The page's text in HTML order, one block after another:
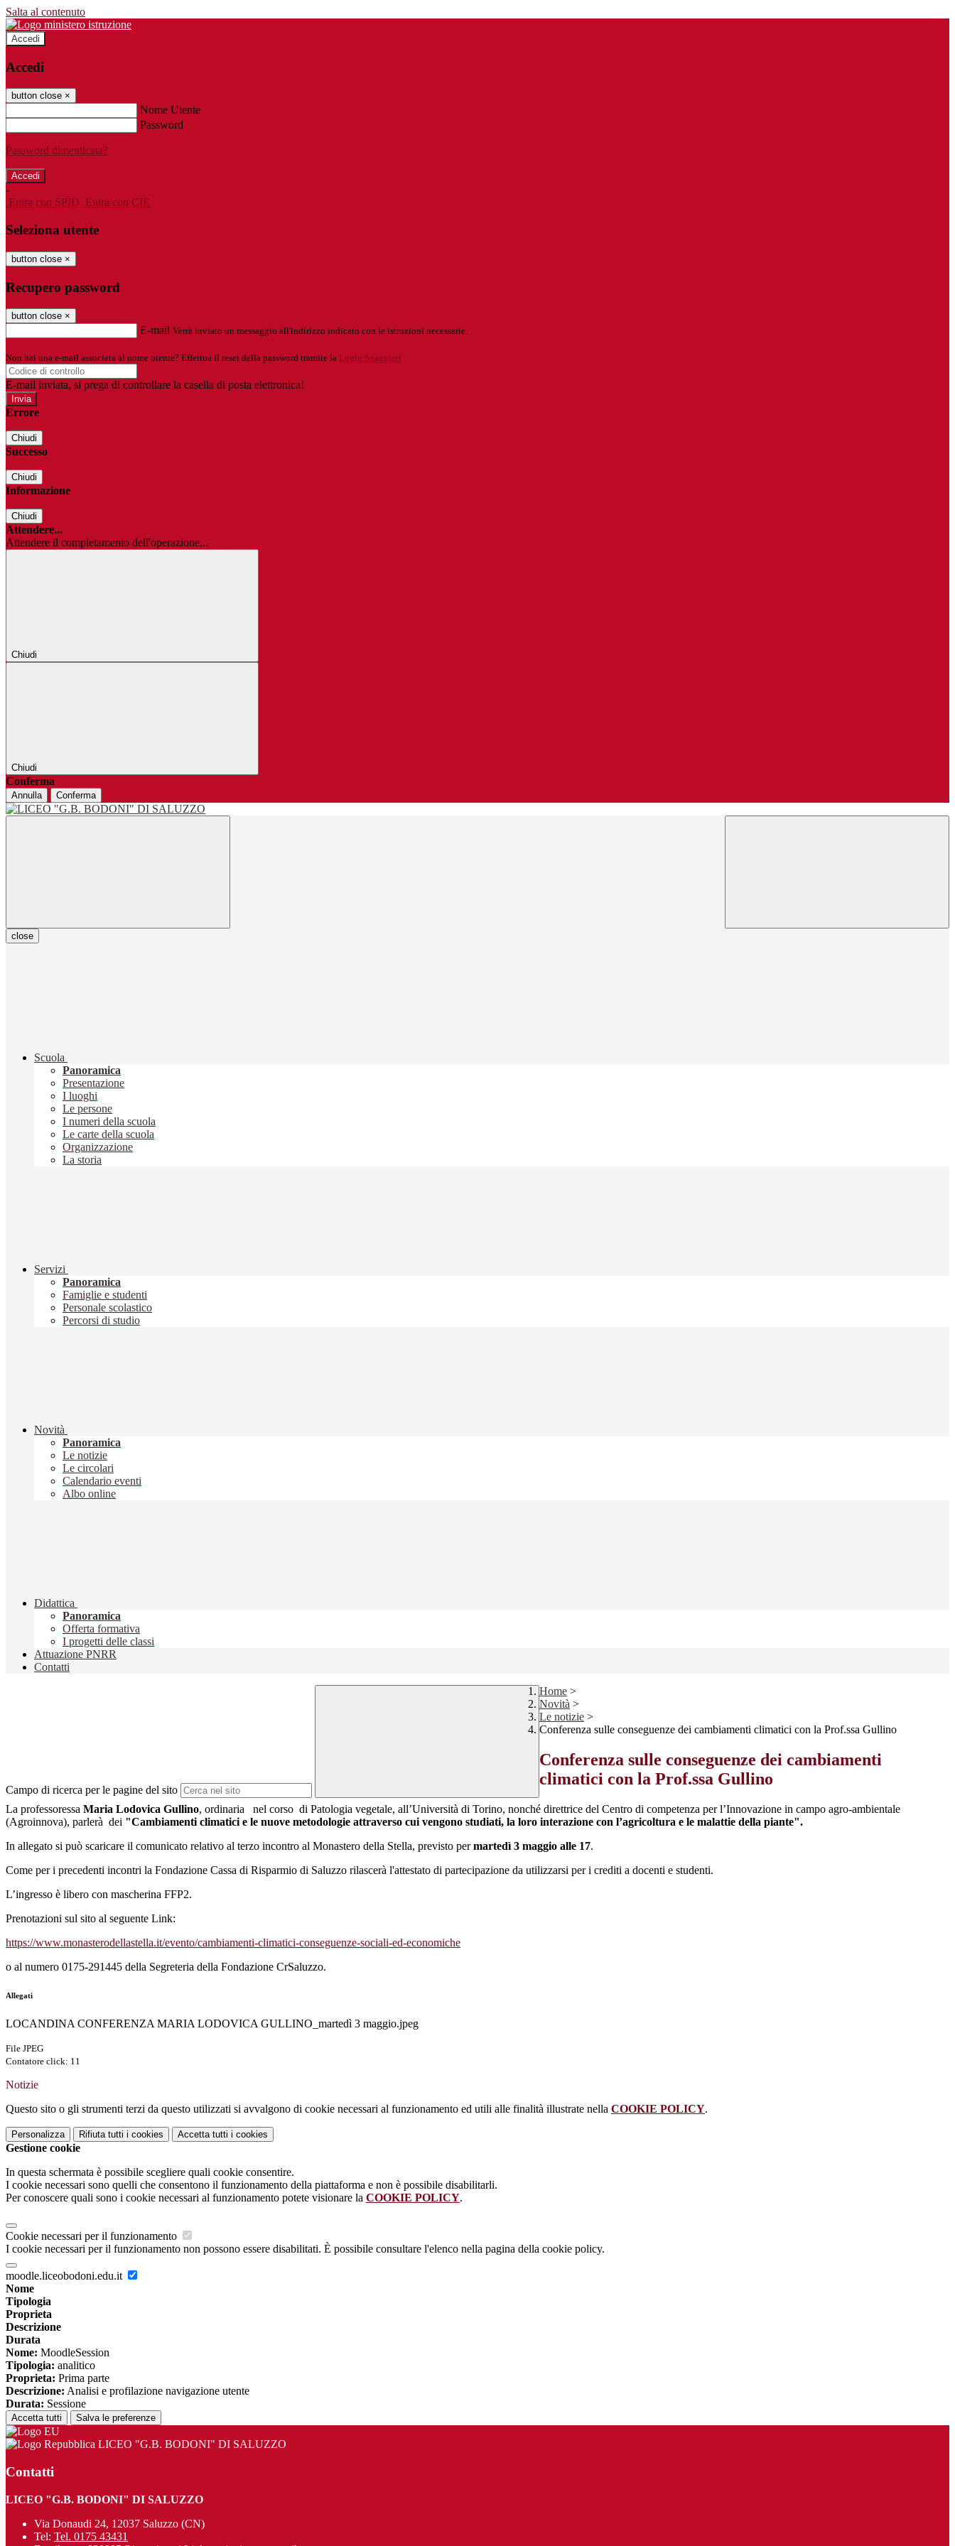
Salta al contenuto
Accedi
Accedi
button close ×
Nome Utente
Password
Password dimenticata?
-
Entra con SPID Entra con CIE
Seleziona utente
button close ×
Recupero password
button close ×
E-mail Verrà inviato un messaggio all'indirizzo indicato con le istruzioni necessarie.
Non hai una e-mail associata al nome utente? Effettua il reset della password tramite la Login Spaggiari
E-mail inviata, si prega di controllare la casella di posta elettronica!
Errore
Chiudi
Successo
Chiudi
Informazione
Chiudi
Attendere...
Attendere il completamento dell'operazione...
Chiudi
Chiudi
Conferma
Annulla Conferma
close
Scuola
Panoramica
Presentazione
I luoghi
Le persone
I numeri della scuola
Le carte della scuola
Organizzazione
La storia
Servizi
Panoramica
Famiglie e studenti
Personale scolastico
Percorsi di studio
Novità
Panoramica
Le notizie
Le circolari
Calendario eventi
Albo online
Didattica
Panoramica
Offerta formativa
I progetti delle classi
Attuazione PNRR
Contatti
Campo di ricerca per le pagine del sito
Home >
Novità >
Le notizie >
Conferenza sulle conseguenze dei cambiamenti climatici con la Prof.ssa Gullino
Conferenza sulle conseguenze dei cambiamenti
climatici con la Prof.ssa Gullino
La professoressa Maria Lodovica Gullino, ordinaria nel corso di Patologia vegetale, all’Università di Torino, nonché direttrice del Centro di competenza per l’Innovazione in campo agro-ambientale
(Agroinnova), parlerà dei "Cambiamenti climatici e le nuove metodologie attraverso cui vengono studiati, la loro interazione con l’agricoltura e le malattie della piante".
In allegato si può scaricare il comunicato relativo al terzo incontro al Monastero della Stella, previsto permartedì 3 maggio alle 17.
Come per i precedenti incontri la Fondazione Cassa di Risparmio di Saluzzo rilascerà l'attestato di partecipazione da utilizzarsi per i crediti a docenti e studenti.
L’ingresso è libero con mascherina FFP2.
Prenotazioni sul sito al seguente Link:
https://www.monasterodellastella.it/evento/cambiamenti-climatici-conseguenze-sociali-ed-economiche
o al numero 0175-291445 della Segreteria della Fondazione CrSaluzzo.
Allegati
LOCANDINA CONFERENZA MARIA LODOVICA GULLINO_martedì 3 maggio.jpeg
File JPEG
Contatore click: 11
Notizie
Questo sito o gli strumenti terzi da questo utilizzati si avvalgono di cookie necessari al funzionamento ed utili alle finalità illustrate nella COOKIE POLICY.
Personalizza Rifiuta tutti i cookies Accetta tutti i cookies
Gestione cookie
In questa schermata è possibile scegliere quali cookie consentire.
I cookie necessari sono quelli che consentono il funzionamento della piattaforma e non è possibile disabilitarli.
Per conoscere quali sono i cookie necessari al funzionamento potete visionare la COOKIE POLICY.
Cookie necessari per il funzionamento
I cookie necessari per il funzionamento non possono essere disabilitati. È possibile consultare l'elenco nella pagina della cookie policy.
moodle.liceobodoni.edu.it
Nome
Tipologia
Proprieta
Descrizione
Durata
Nome: MoodleSession
Tipologia: analitico
Proprieta: Prima parte
Descrizione: Analisi e profilazione navigazione utente
Durata: Sessione
Accetta tutti Salva le preferenze
LICEO "G.B. BODONI" DI SALUZZO
Contatti
LICEO "G.B. BODONI" DI SALUZZO
Via Donaudi 24, 12037 Saluzzo (CN)
Tel: Tel. 0175 43431